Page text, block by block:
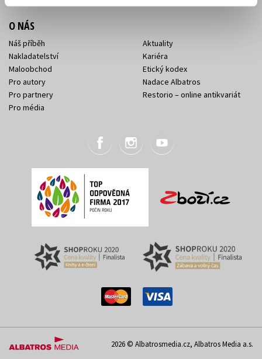
O NÁS
Náš příběh
Nakladatelství
Maloobchod
Pro autory
Pro partnery
Pro média
Aktuality
Kariéra
Etický kodex
Nadace Albatros
Restorio – online antikvariát
2026 © Albatrosmedia.cz, Albatros Media a.s.